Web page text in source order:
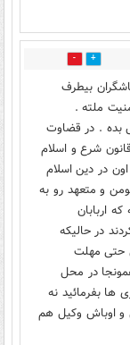
61
بیطرف
ملته .
بده . در قضاوت
شرع و اسلام
در دین اسلام
و متعهد رو به
اربابان
در حالیکه
حتی مهلت
در محل
ها بفرمائید نه
و اوباش وکیل هم